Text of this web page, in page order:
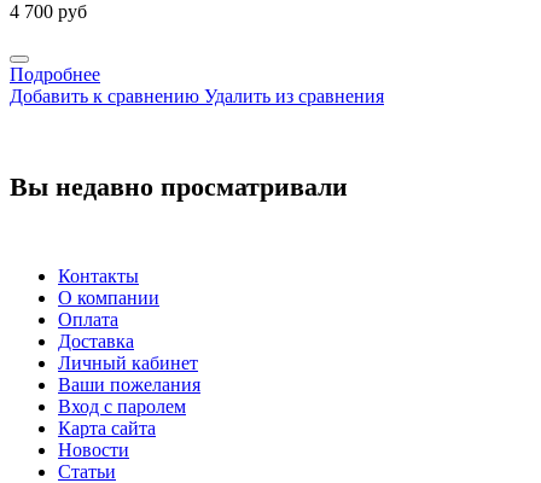
4 700 руб
Подробнее
Добавить к сравнению Удалить из сравнения
Вы недавно просматривали
Контакты
О компании
Оплата
Доставка
Личный кабинет
Ваши пожелания
Вход с паролем
Карта сайта
Новости
Статьи